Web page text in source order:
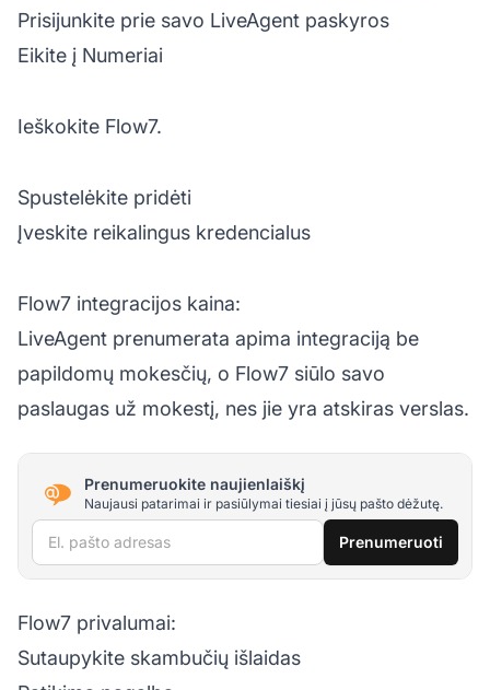
Prisijunkite prie savo LiveAgent paskyros
Eikite į Numeriai
Ieškokite Flow7.
Spustelėkite pridėti
Įveskite reikalingus kredencialus
Flow7 integracijos kaina:
LiveAgent prenumerata apima integraciją be
papildomų mokesčių, o Flow7 siūlo savo
paslaugas už mokestį, nes jie yra atskiras verslas.
Prenumeruokite naujienlaiškį
Naujausi patarimai ir pasiūlymai tiesiai į jūsų pašto dėžutę.
El. pašto adresas Prenumeruoti
Flow7 privalumai:
Sutaupykite skambučių išlaidas